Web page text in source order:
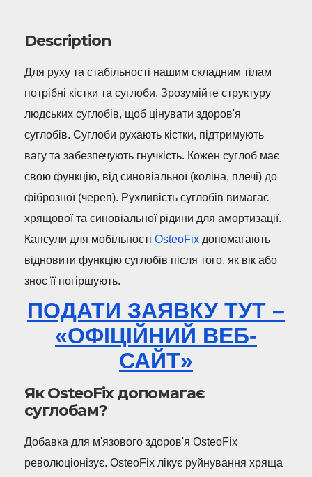
Description
Для руху та стабільності нашим складним тілам
потрібні кістки та суглоби. Зрозумійте структуру
людських суглобів, щоб цінувати здоров'я
суглобів. Суглоби рухають кістки, підтримують
вагу та забезпечують гнучкість. Кожен суглоб має
свою функцію, від синовіальної (коліна, плечі) до
фіброзної (череп). Рухливість суглобів вимагає
хрящової та синовіальної рідини для амортизації.
Капсули для мобільності OsteoFix допомагають
відновити функцію суглобів після того, як вік або
знос її погіршують.
ПОДАТИ ЗАЯВКУ ТУТ –
«ОФІЦІЙНИЙ ВЕБ-
САЙТ»
Як OsteoFix допомагає
суглобам?
Добавка для м'язового здоров'я OsteoFix
революціонізує. OsteoFix лікує руйнування хряща